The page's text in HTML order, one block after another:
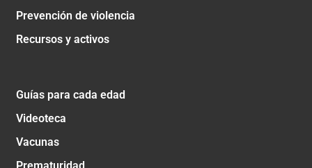
Prevención de violencia
Recursos y activos
Guías para cada edad
Videoteca
Vacunas